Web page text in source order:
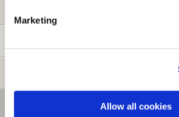
Marketing
Allow all cookies